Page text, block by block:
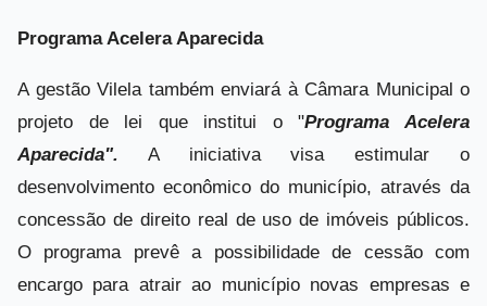
Programa Acelera Aparecida
A gestão Vilela também enviará à Câmara Municipal o
projeto de lei que institui o "Programa Acelera
Aparecida". A iniciativa visa estimular o
desenvolvimento econômico do município, através da
concessão de direito real de uso de imóveis públicos.
O programa prevê a possibilidade de cessão com
encargo para atrair ao município novas empresas e